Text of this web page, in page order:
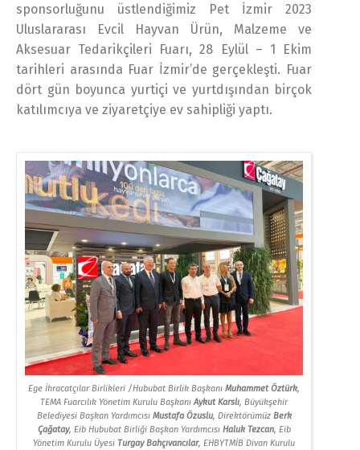
sponsorluğunu üstlendiğimiz Pet İzmir 2023
Uluslararası Evcil Hayvan Ürün, Malzeme ve
Aksesuar Tedarikçileri Fuarı, 28 Eylül – 1 Ekim
tarihleri arasında Fuar İzmir’de gerçekleşti. Fuar
dört gün boyunca yurtiçi ve yurtdışından birçok
katılımcıya ve ziyaretçiye ev sahipliği yaptı.
Ege İhracatçılar Birlikleri /Hububat Birlik Başkanı Muhammet Öztürk,
TEMA Fuarcılık Yönetim Kurulu BaşkanıAykut Karslı, Büyükşehir
Belediyesi Başkan Yardımcısı Mustafa Özuslu, Direktörümüz Berk
Çağatay, Eib Hububat Birliği Başkan Yardımcısı Haluk Tezcan, Eib
Yönetim Kurulu Üyesi Turgay Bahçıvancılar, EHBYTMİB Divan Kurulu